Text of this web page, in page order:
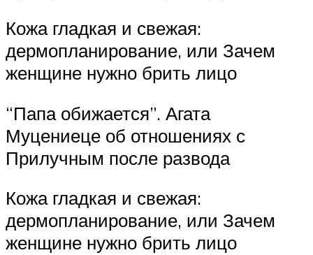
Кожа гладкая и свежая:
дермопланирование, или Зачем
женщине нужно брить лицо
“Папа обижается”. Агата
Муцениеце об отношениях с
Прилучным после развода
Кожа гладкая и свежая:
дермопланирование, или Зачем
женщине нужно брить лицо